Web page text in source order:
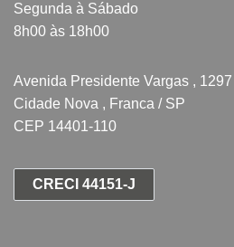
Segunda à Sábado
8h00 às 18h00
Avenida Presidente Vargas , 1297
Cidade Nova , Franca / SP
CEP 14401-110
CRECI 44151-J